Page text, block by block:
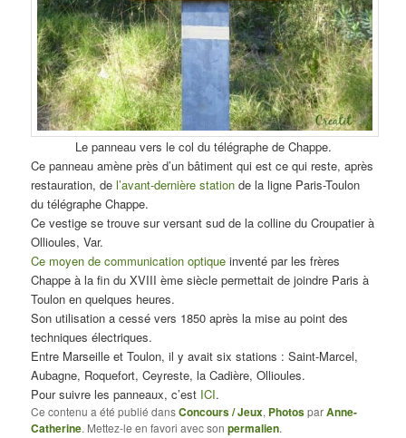
Le panneau vers le col du télégraphe de Chappe.
Ce panneau amène près d’un bâtiment qui est ce qui reste, après
restauration, del’avant-dernière station de la ligne Paris-Toulon
du télégraphe Chappe.
Ce vestige se trouve sur versant sud de la colline du Croupatier à
Ollioules, Var.
Ce moyen de communication optique inventé par les frères
Chappe à la fin du XVIII ème siècle permettait de joindre Paris à
Toulon en quelques heures.
Son utilisation a cessé vers 1850 après la mise au point des
techniques électriques.
Entre Marseille et Toulon, il y avait six stations : Saint-Marcel,
Aubagne, Roquefort, Ceyreste, la Cadière, Ollioules.
Pour suivre les panneaux, c’est ICI.
Ce contenu a été publié dansConcours / Jeux, PhotosparAnne-
Catherine. Mettez-le en favori avec sonpermalien.